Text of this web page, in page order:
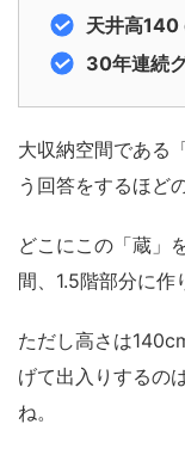
天井高140
30年連続
大収納空間である
う回答をするほど
どこにこの「蔵」
間、1.5階部分に作
ただし高さは
げて出入りするの
ね。